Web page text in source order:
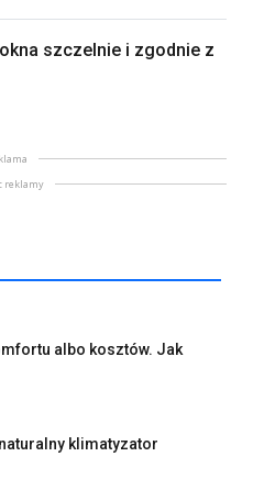
szczelnie i zgodnie z
reklamy
albo kosztów. Jak
klimatyzator